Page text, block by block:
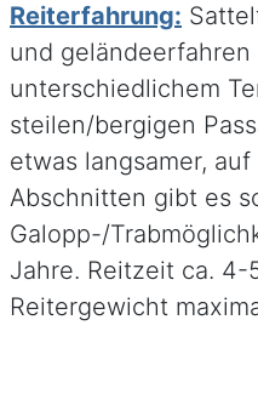
Reiterfahrung:
und geländeerfahren
unterschiedlichem
steilen/bergigen
etwas langsamer,
Abschnitten gibt es
Galopp-/
Jahre. Reitzeit ca.
Reitergewicht